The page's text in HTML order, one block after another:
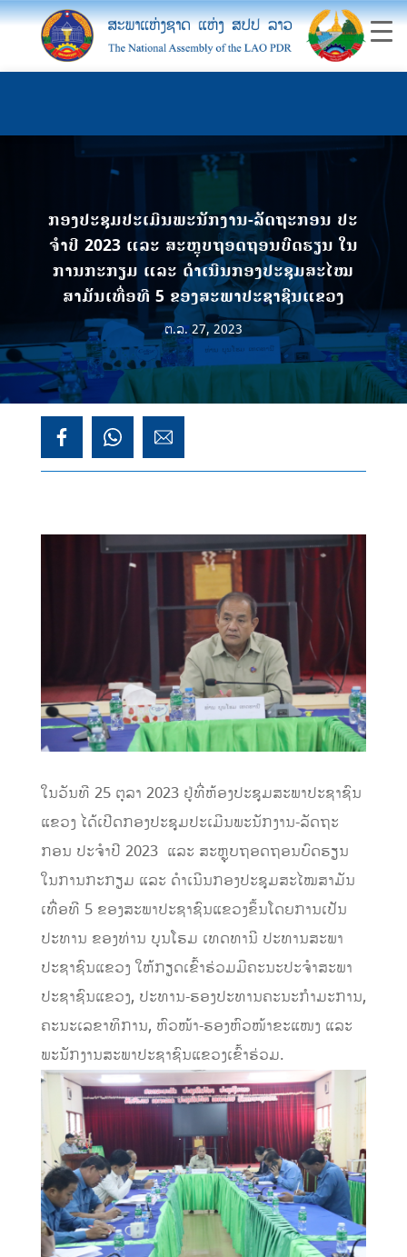
ກອງປະຊຸມປະເມີນພະນັກງານ-ລັດຖະກອນ ປະ
ຈໍາປີ 2023 ແລະ ສະຫຼຸບຖອດຖອນບົດຮຽນ ໃນ
ການກະກຽມ ແລະ ດໍາເນີນກອງປະຊຸມສະໄໝ
ສາມັນເທື່ອທີ 5 ຂອງສະພາປະຊາຊົນແຂວງ
ຕ.ລ. 27, 2023
ໃນວັນທີ 25 ຕຸລາ 2023 ຢູ່ທີ່ຫ້ອງປະຊຸມສະພາປະຊາຊົນ
ແຂວງ ໄດ້ເປີດກອງປະຊຸມປະເມີນພະນັກງານ-ລັດຖະ
ກອນ ປະ​ຈໍາປີ 2023 ແລະ ສະຫຼຸບຖອດຖອນບົດຮຽນ
ໃນການກະກຽມ ແລະ ດໍາເນີນກອງປະຊຸມສະໄໝສາມັນ
ເທື່ອທີ 5 ຂອງສະພາປະຊາຊົນແຂວງຂຶ້ນໂດຍການເປັນ
ປະທານ ຂອງທ່ານ ບຸນໂຮມ ເທດທານີ ປະທານສະພາ
ປະຊາຊົນແຂວງ ໃຫ້ກຽດເຂົ້າຮ່ວມມີຄະນະປະຈໍາສະພາ
ປະຊາຊົນແຂວງ, ປະທານ-ຮອງປະທານຄະນະກໍາມະການ,
ຄະນະເລຂາທິການ, ຫົວໜ້າ-ຮອງຫົວໜ້າຂະແໜງ ແລະ
ພະນັກງານສະພາປະຊາຊົນ​ແຂວງເຂົ້າຮ່ວມ.